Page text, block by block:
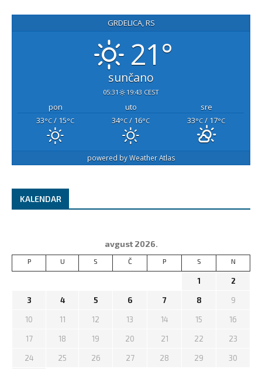
GRDELICA, RS
21°
sunčano
05:31 19:43 CEST
pon uto
sre
33°C / 15°C 34°C / 16°C 33°C / 17°C
powered byWeather Atlas
KALENDAR
avgust 2026.
P U S Č P S N
1 2
3 4 5 6 7 8 9
10 11 12 13 14 15 16
17 18 19 20 21 22 23
24 25 26 27 28 29 30